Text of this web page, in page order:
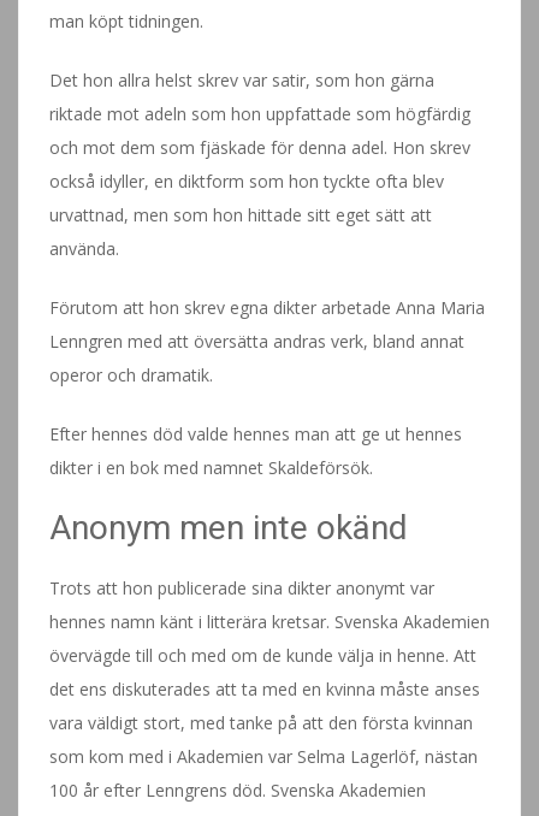
man köpt tidningen.
Det hon allra helst skrev var satir, som hon gärna
riktade mot adeln som hon uppfattade som högfärdig
och mot dem som fjäskade för denna adel. Hon skrev
också idyller, en diktform som hon tyckte ofta blev
urvattnad, men som hon hittade sitt eget sätt att
använda.
Förutom att hon skrev egna dikter arbetade Anna Maria
Lenngren med att översätta andras verk, bland annat
operor och dramatik.
Efter hennes död valde hennes man att ge ut hennes
dikter i en bok med namnet Skaldeförsök.
Anonym men inte okänd
Trots att hon publicerade sina dikter anonymt var
hennes namn känt i litterära kretsar. Svenska Akademien
övervägde till och med om de kunde välja in henne. Att
det ens diskuterades att ta med en kvinna måste anses
vara väldigt stort, med tanke på att den första kvinnan
som kom med i Akademien var Selma Lagerlöf, nästan
100 år efter Lenngrens död. Svenska Akademien